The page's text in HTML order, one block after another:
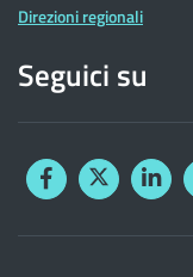
Direzioni regionali
Seguici su
FacebookTwitter